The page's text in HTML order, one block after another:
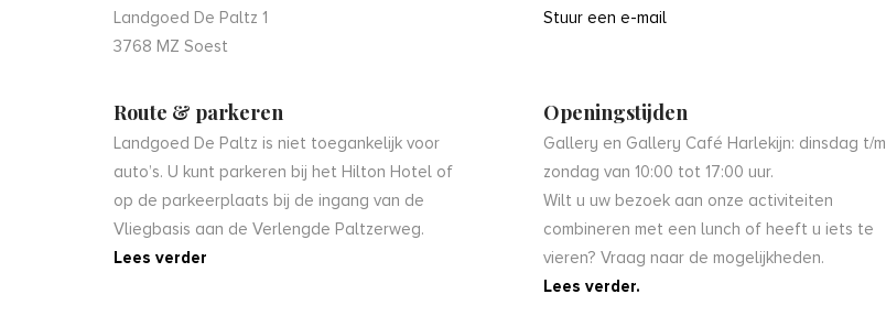
Landgoed De Paltz 1
3768 MZ Soest
Route & parkeren
Landgoed De Paltz is niet toegankelijk voor
auto’s. U kunt parkeren bij het Hilton Hotel of
op de parkeerplaats bij de ingang van de
Vliegbasis aan de Verlengde Paltzerweg.
Lees verder
Stuur een e-mail
Openingstijden
Gallery en Gallery Café Harlekijn: dinsdag t/m
zondag van 10:00 tot 17:00 uur.
Wilt u uw bezoek aan onze activiteiten
combineren met een lunch of heeft u iets te
vieren? Vraag naar de mogelijkheden.
Lees verder.